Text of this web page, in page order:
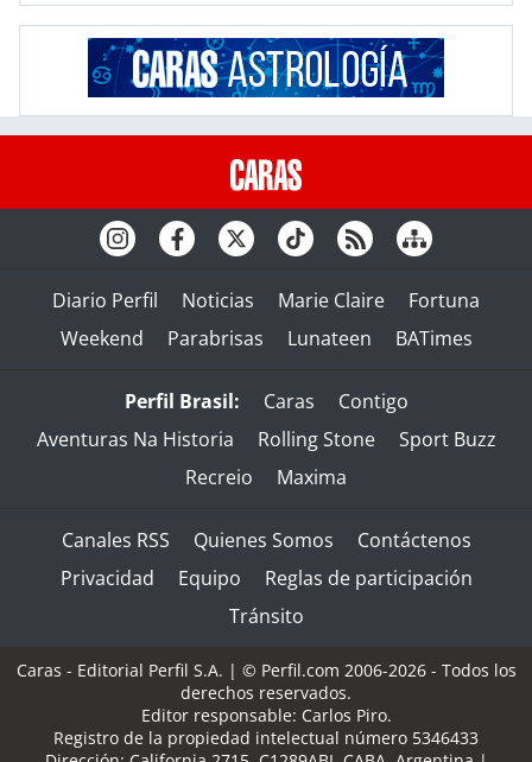
Diario Perfil Noticias Marie Claire
Fortuna
Weekend
Parabrisas Lunateen BATimes
Perfil Brasil: Caras
Contigo
Aventuras Na Historia
Rolling Stone
Sport Buzz
Recreio
Maxima
Canales RSS Quienes Somos
Contáctenos
Privacidad
Equipo
Reglas de participación
Tránsito
Caras - Editorial Perfil S.A. | © Perfil.com 2006-2026 - Todos los
derechos reservados.
Editor responsable: Carlos Piro.
Registro de la propiedad intelectual número 5346433